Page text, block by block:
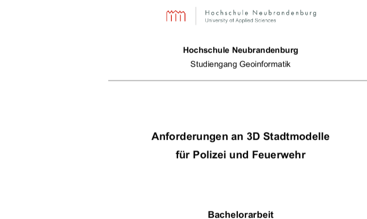
Hochschule Neubrandenburg
Studiengang Geoinformatik
Anforderungen an 3D Stadtmodelle
für Polizei und Feuerwehr
Bachelorarbeit